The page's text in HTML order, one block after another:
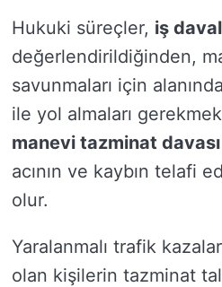
Hukuki süreçler, iş
değerlendirildiğinden,
savunmaları için
ile yol almaları
manevi tazminat davası
acının ve kaybın telafi
olur.
Yaralanmalı trafik
olan kişilerin tazminat